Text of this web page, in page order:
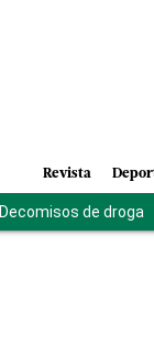
Revista
Decomisos de droga